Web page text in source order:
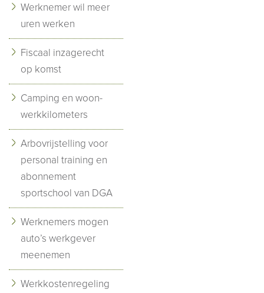
Werknemer wil meer
uren werken
Fiscaal inzagerecht
op komst
Camping en woon-
werkkilometers
Arbovrijstelling voor
personal training en
abonnement
sportschool van DGA
Werknemers mogen
auto’s werkgever
meenemen
Werkkostenregeling